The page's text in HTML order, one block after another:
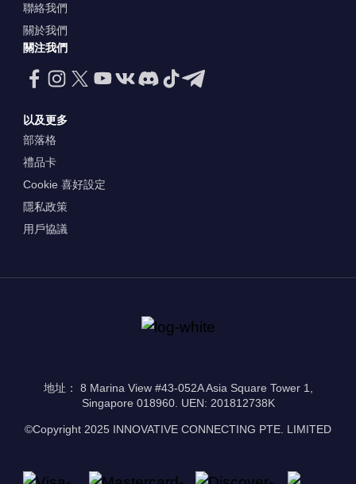
聯絡我們
關於我們
關注我們
以及更多
部落格
禮品卡
Cookie 喜好設定
隱私政策
用戶協議
地址： 8 Marina View #43-052A Asia Square Tower 1,
Singapore 018960. UEN: 201812738K
©Copyright 2025 INNOVATIVE CONNECTING PTE. LIMITED